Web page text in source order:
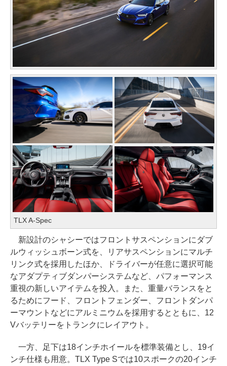
TLX A-Spec
新設計のシャシーではフロントサスペンションにダブ
ルウィッシュボーン式を、リアサスペンションにマルチ
リンク式を採用したほか、ドライバーが任意に選択可能
なアダプティブダンパーシステムなど、パフォーマンス
重視の新しいアイテムを投入。また、重量バランスをと
るためにフード、フロントフェンダー、フロントダンパ
ーマウントなどにアルミニウムを採用するとともに、12
Vバッテリーをトランクにレイアウト。
一方、足下は18インチホイールを標準装備とし、19イ
ンチ仕様も用意。TLX Type Sでは10スポークの20インチ